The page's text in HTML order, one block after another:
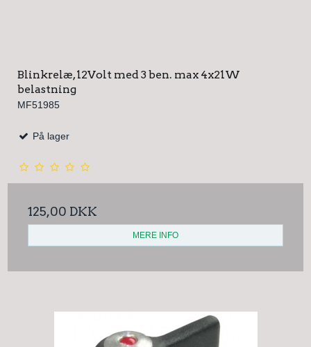
Blinkrelæ, 12Volt med 3 ben. max 4x21W
belastning
MF51985
På lager
125,00 DKK
MERE INFO